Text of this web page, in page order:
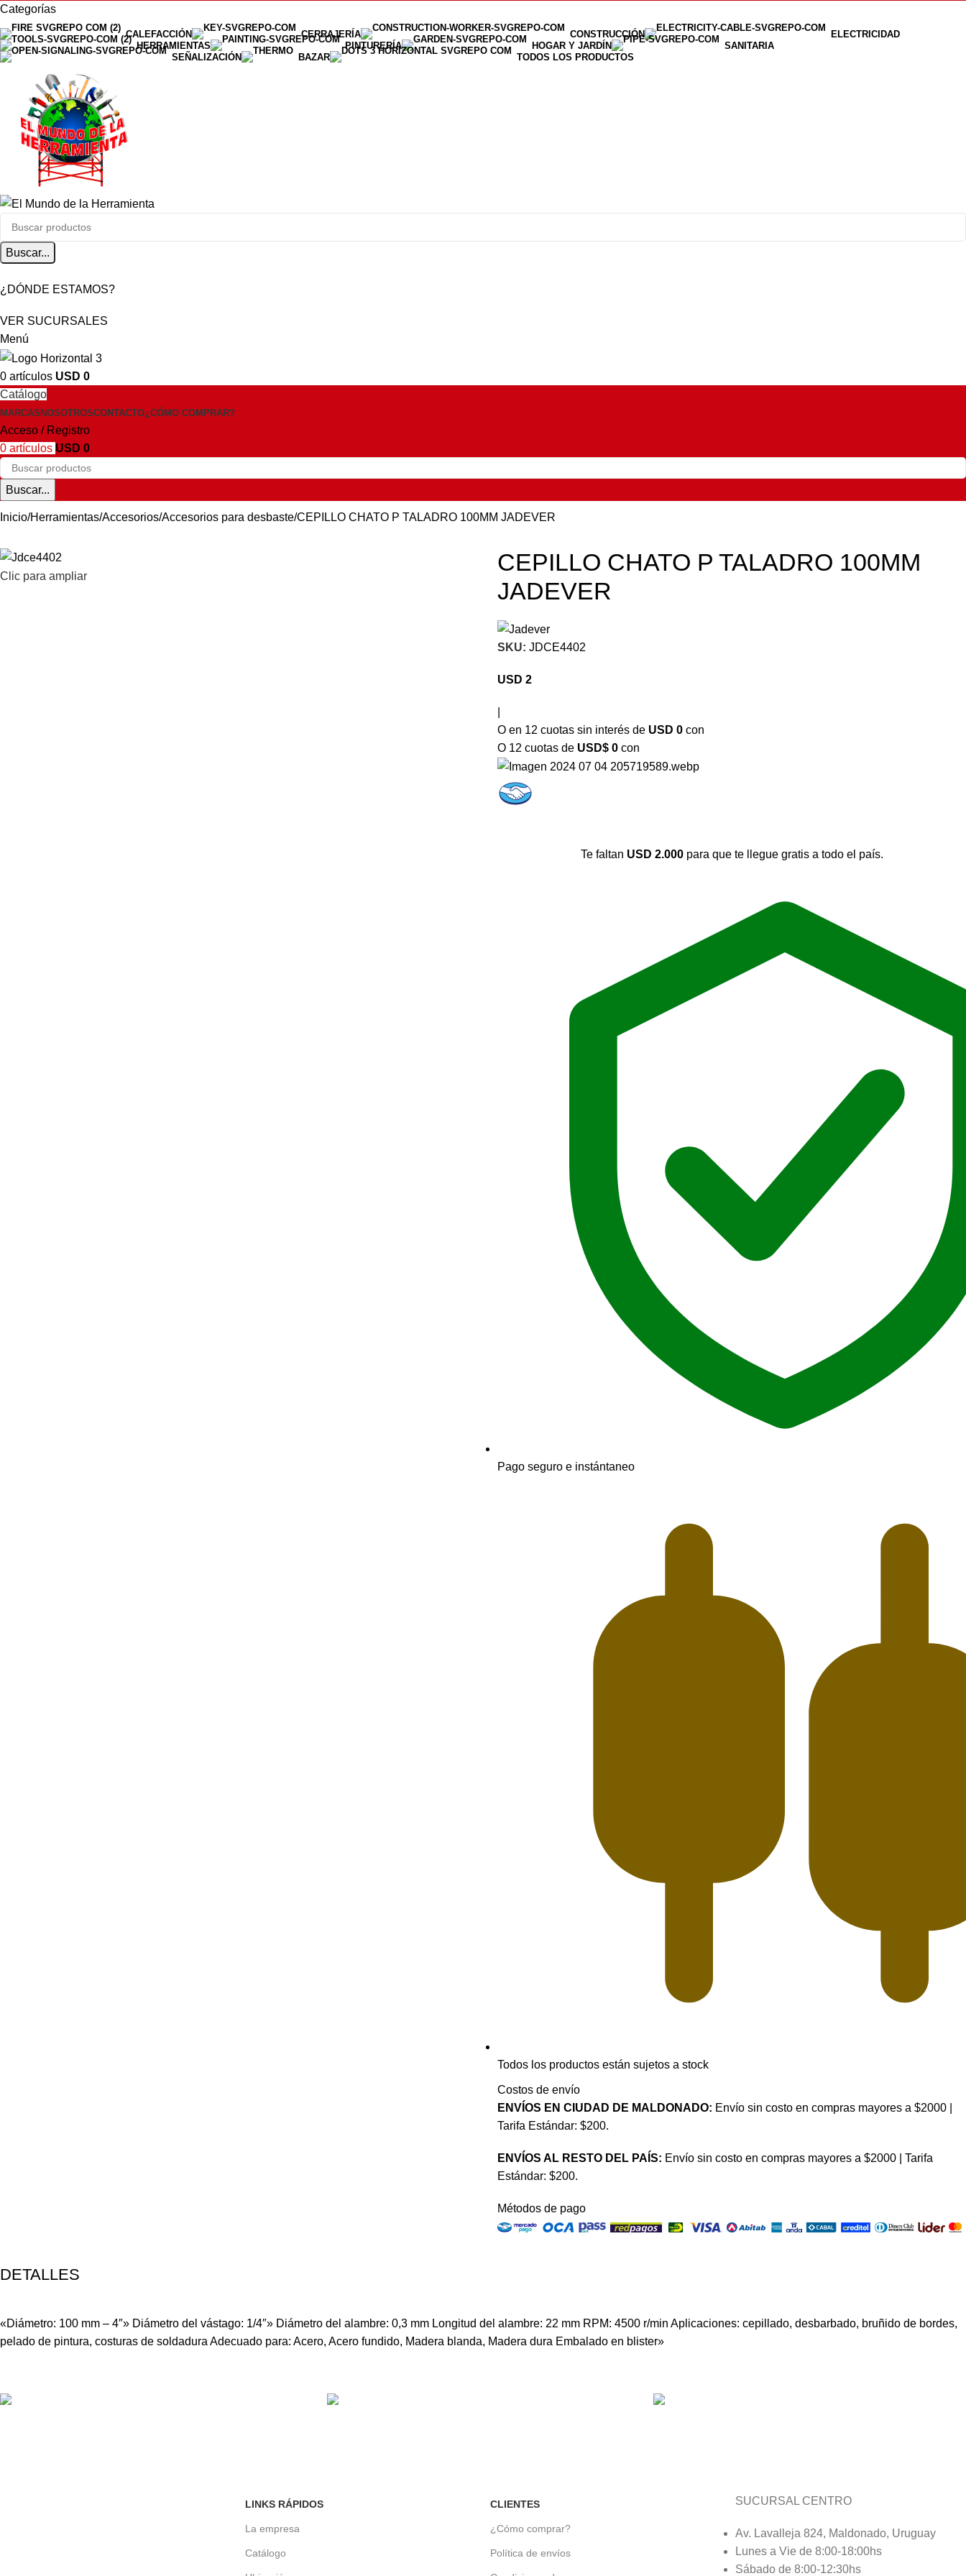
Categorías
CALEFACCIÓN CERRAJERÍA CONSTRUCCIÓN
ELECTRICIDAD
HERRAMIENTAS
PINTURERÍA HOGAR Y JARDÍN
SANITARIA
SEÑALIZACIÓN
BAZAR TODOS LOS PRODUCTOS
Buscar...
¿DÓNDE ESTAMOS?
VER SUCURSALES
Menú
0 artículos USD 0
Catálogo
MARCASNOSOTROSCONTACTO¿CÓMO COMPRAR?
Acceso / Registro
0 artículos USD 0
Buscar...
Inicio Herramientas Accesorios Accesorios para desbaste CEPILLO CHATO P TALADRO 100MM JADEVER
Clic para ampliar
CEPILLO CHATO P TALADRO 100MM
JADEVER
SKU: JDCE4402
USD 2
O en 12 cuotas sin interés de USD 0 con
O 12 cuotas de USD$ 0 con
Te faltan USD 2.000para que te llegue gratis a todo el país.
Pago seguro e instántaneo
Todos los productos están sujetos a stock
Costos de envío
ENVÍOS EN CIUDAD DE MALDONADO: Envío sin costo en compras mayores a $2000 |
Tarifa Estándar: $200.
ENVÍOS AL RESTO DEL PAÍS: Envío sin costo en compras mayores a $2000 | Tarifa
Estándar: $200.
Métodos de pago
DETALLES
«Diámetro: 100 mm – 4″» Diámetro del vástago: 1/4″» Diámetro del alambre: 0,3 mm Longitud del alambre: 22 mm RPM: 4500 r/min Aplicaciones: cepillado, desbarbado, bruñido de bordes,
pelado de pintura, costuras de soldadura Adecuado para: Acero, Acero fundido, Madera blanda, Madera dura Embalado en blister»
LINKS RÁPIDOS
La empresa
Catálogo
CLIENTES
¿Cómo comprar?
Política de envíos
SUCURSAL CENTRO
Av. Lavalleja 824, Maldonado, Uruguay
Lunes a Vie de 8:00-18:00hs
Sábado de 8:00-12:30hs